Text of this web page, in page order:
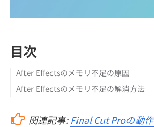
目次
After Effectsのメモリ不足の原因
After Effectsのメモリ不足の解消方法
関連記事: Final Cut Proの動